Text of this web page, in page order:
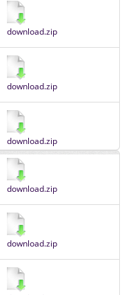
download.zip
download.zip
download.zip
download.zip
download.zip